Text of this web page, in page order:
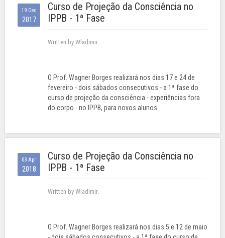
19 Dec
2017
Curso de Projeção da Consciência no
IPPB - 1ª Fase
Written by Wladimir.
O Prof. Wagner Borges realizará nos dias 17 e 24 de
fevereiro - dois sábados consecutivos - a 1ª fase do
curso de projeção da consciência - experiências fora
do corpo - no IPPB, para novos alunos.
03 Apr
2018
Curso de Projeção da Consciência no
IPPB - 1ª Fase
Written by Wladimir.
O Prof. Wagner Borges realizará nos dias 5 e 12 de maio